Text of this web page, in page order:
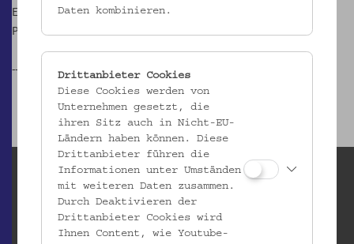
Eine Veranstaltung im Rahmen des wienXtra-kinderaktiv-
Programms
--- Das Programm ist ausgebucht ---
Daten kombinieren.
Drittanbieter Cookies
Diese Cookies werden von
Unternehmen gesetzt, die
ihren Sitz auch in Nicht-EU-
Ländern haben können. Diese
Drittanbieter führen die
Informationen unter Umständen
mit weiteren Daten zusammen.
Durch Deaktivieren der
Drittanbieter Cookies wird
Ihnen Content, wie Youtube-